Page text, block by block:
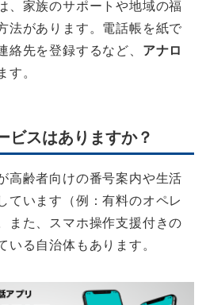
、家族のサポートや地域の福
法があります。電話帳を紙で
絡先を登録するなど、 アナロ
す。
ビスはありますか？
高齢者向けの番号案内や生活
ています（例：有料のオペレ
また、スマホ操作支援付きの
いる自治体もあります。